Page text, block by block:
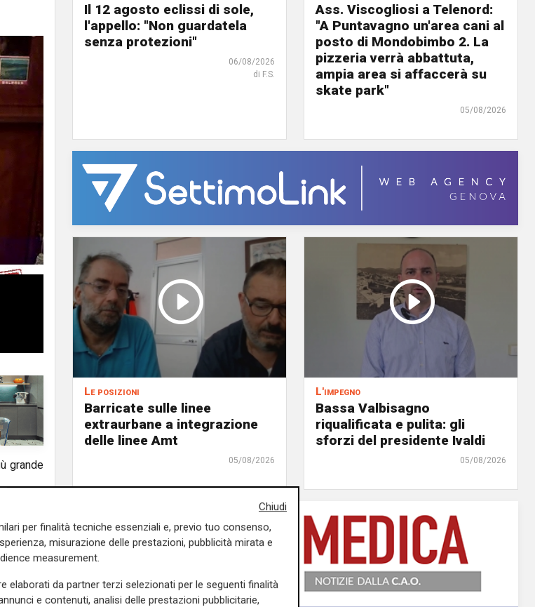
grande
si
ad un
Il 12 agosto eclissi di sole,
l'appello: "Non guardatela
senza protezioni"
06/08/2026
di F.S.
Ass. Viscogliosi a Telenord:
"A Puntavagno un'area cani al
posto di Mondobimbo 2. La
pizzeria verrà abbattuta,
ampia area si affaccerà su
skate park"
05/08/2026
Le posizioni
Barricate sulle linee
extraurbane a integrazione
delle linee Amt
05/08/2026
L'impegno
Bassa Valbisagno
riqualificata e pulita: gli
sforzi del presidente Ivaldi
05/08/2026
Chiudi
per finalità tecniche essenziali e, previo tuo consenso,
misurazione delle prestazioni, pubblicità mirata e
measurement.
elaborati da partner terzi selezionati per le seguenti finalità
e contenuti, analisi delle prestazioni pubblicitarie,